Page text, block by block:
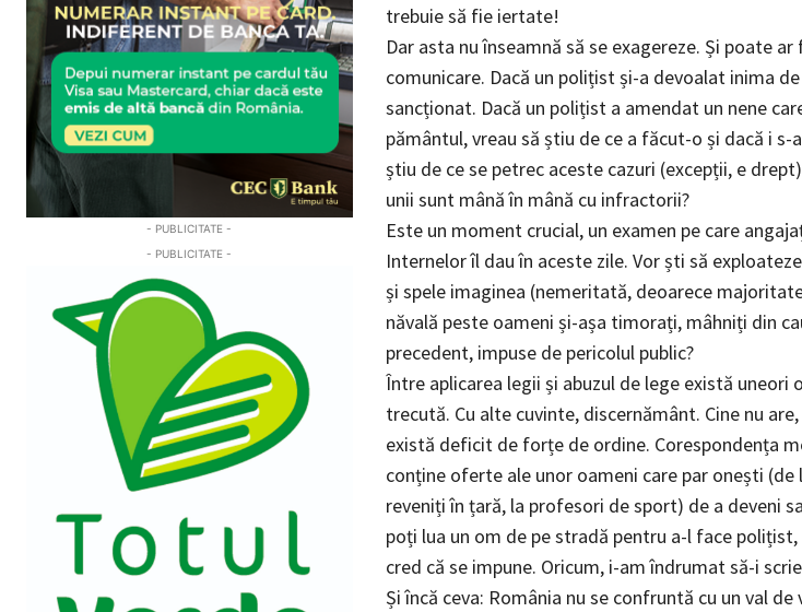
- PUBLICITATE -
- PUBLICITATE -
trebuie să fie iertate!
Dar asta nu înseamnă să se exagereze. Și poate
comunicare. Dacă un polițist și-a devoalat inima
sancționat. Dacă un polițist a amendat un nene
pământul, vreau să știu de ce a făcut-o și dacă i s-
știu de ce se petrec aceste cazuri (excepții, e
unii sunt mână în mână cu infractorii?
Este un moment crucial, un examen pe care
Internelor îl dau în aceste zile. Vor ști să
și spele imaginea (nemeritată, deoarece
năvală peste oameni și-așa timorați, mâhniți din
precedent, impuse de pericolul public?
Între aplicarea legii și abuzul de lege există uneori
trecută. Cu alte cuvinte, discernământ. Cine nu
există deficit de forțe de ordine. Corespondența
conține oferte ale unor oameni care par onești
reveniți în țară, la profesori de sport) de a deveni
poți lua un om de pe stradă pentru a-l face
cred că se impune. Oricum, i-am îndrumat să-i
Și încă ceva: România nu se confruntă cu un val